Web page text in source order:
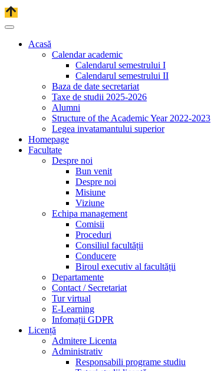
Acasă
Calendar academic
Calendarul semestrului I
Calendarul semestrului II
Baza de date secretariat
Taxe de studii 2025-2026
Alumni
Structure of the Academic Year 2022-2023
Legea invatamantului superior
Homepage
Facultate
Despre noi
Bun venit
Despre noi
Misiune
Viziune
Echipa management
Comisii
Proceduri
Consiliul facultății
Conducere
Biroul executiv al facultății
Departamente
Contact / Secretariat
Tur virtual
E-Learning
Infomații GDPR
Licență
Admitere Licenta
Administrativ
Responsabili programe studiu